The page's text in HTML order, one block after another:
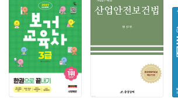
2 근육잔섬유(myofilament) 137
3 근육원섬유(myofibril)의 배열 137
4 근육수축 시 근육원섬유(myofibril)의 변화 138
5 뼈대근육섬유의 특성비교 138
6 뼈대근육의 신경 분포 138
7 뼈대근육의 부속기관 138